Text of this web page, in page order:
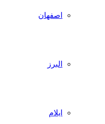
اصفهان
البرز
ایلام